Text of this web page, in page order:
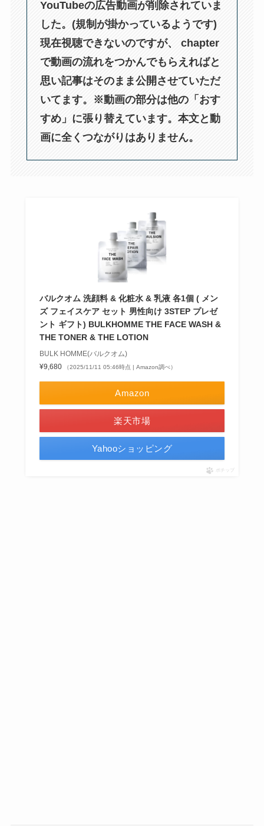
YouTubeの広告動画が削除されていま
した。(規制が掛かっているようです)
現在視聴できないのですが、 chapter
で動画の流れをつかんでもらえればと
思い記事はそのまま公開させていただ
いてます。※動画の部分は他の「おす
すめ」に張り替えています。本文と動
画に全くつながりはありません。
バルクオム 洗顔料 & 化粧水 & 乳液 各1個 ( メン
ズ フェイスケア セット 男性向け 3STEP プレゼ
ント ギフト) BULKHOMME THE FACE WASH &
THE TONER & THE LOTION
BULK HOMME(バルクオム)
¥9,680
（2025/11/11 05:46時点 | Amazon調べ）
Amazon
楽天市場
Yahooショッピング
ポチップ